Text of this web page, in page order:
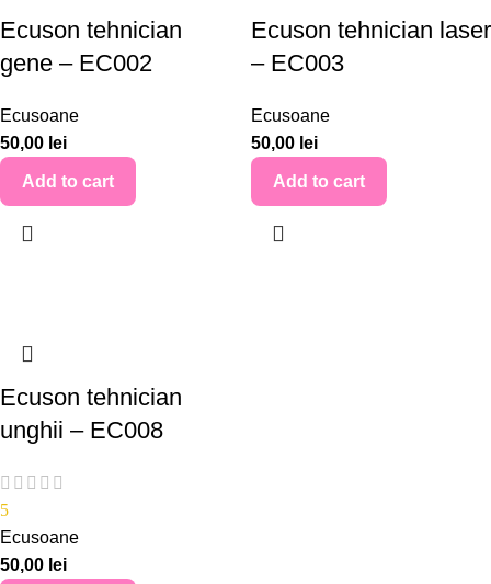
Ecuson tehnician
gene – EC002
Ecusoane
50,00 lei
Add to cart
Ecuson tehnician laser
– EC003
Ecusoane
50,00 lei
Add to cart
Ecuson tehnician
unghii – EC008
5
Ecusoane
50,00 lei